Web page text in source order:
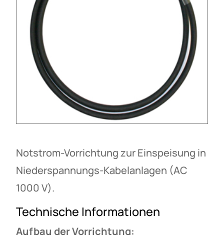
Notstrom-Vorrichtung zur Einspeisung in
Niederspannungs-Kabelanlagen (AC
1000 V).
Technische Informationen
Aufbau der Vorrichtung: